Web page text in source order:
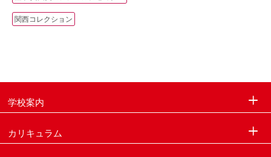
関西コレクション
学校案内
カリキュラム